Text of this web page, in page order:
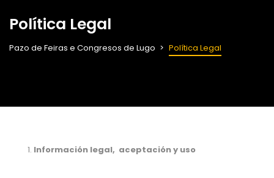
Política Legal
Pazo de Feiras e Congresos de Lugo Política Legal
Información legal, aceptación y uso